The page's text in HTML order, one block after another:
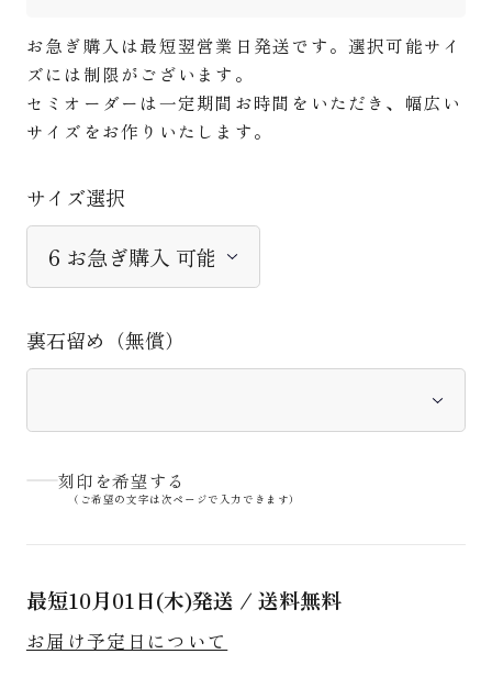
お急ぎ購入は最短翌営業日発送です。選択可能サイ
ズには制限がございます。
セミオーダーは一定期間お時間をいただき、幅広い
サイズをお作りいたします。
サイズ選択
裏石留め（無償）
刻印を希望する
（ご希望の文字は次ページで入力できます）
最短10月01日(木)発送 / 送料無料
お届け予定日について